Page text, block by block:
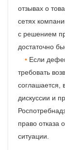
отзывах о
сетях
с решением
достаточно
Если
требовать
соглашается,
дискуссии и
право отказа
ситуации.